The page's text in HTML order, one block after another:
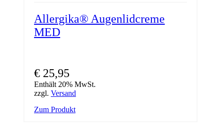
Allergika® Augenlidcreme
MED
€ 25,95
Enthält 20% MwSt.
zzgl. Versand
Zum Produkt